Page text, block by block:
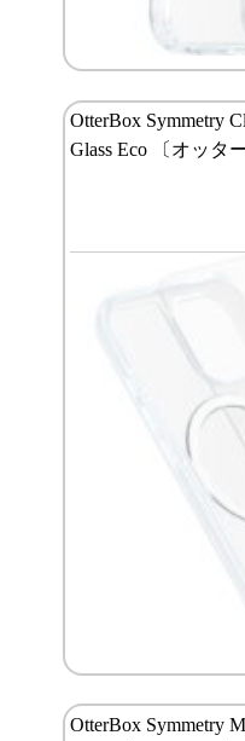
OtterBox Symmetry
Glass Eco 〔オッタ
OtterBox Symmetry